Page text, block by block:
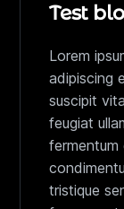
Test
Lorem
adipiscing
suscipit
feugiat
fermentum
tristique